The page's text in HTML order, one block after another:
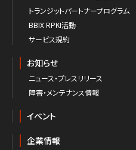
トランジットパートナープログラム
BBIX RPKI活動
サービス規約
お知らせ
ニュース・プレスリリース
障害・メンテナンス情報
イベント
企業情報